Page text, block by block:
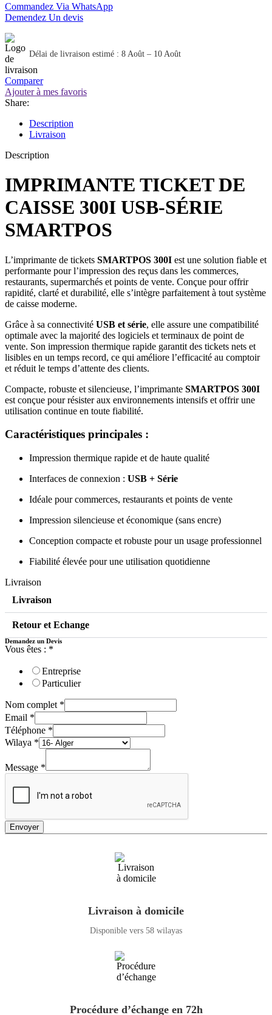
Commandez Via WhatsApp
Demendez Un devis
Délai de livraison estimé : 8 Août – 10 Août
Comparer
Ajouter à mes favoris
Share:
Description
Livraison
Description
IMPRIMANTE TICKET DE
CAISSE 300I USB-SÉRIE
SMARTPOS
L’imprimante de tickets SMARTPOS 300I est une solution fiable et
performante pour l’impression des reçus dans les commerces,
restaurants, supermarchés et points de vente. Conçue pour offrir
rapidité, clarté et durabilité, elle s’intègre parfaitement à tout système
de caisse moderne.
Grâce à sa connectivité USB et série, elle assure une compatibilité
optimale avec la majorité des logiciels et terminaux de point de
vente. Son impression thermique rapide garantit des tickets nets et
lisibles en un temps record, ce qui améliore l’efficacité au comptoir
et réduit le temps d’attente des clients.
Compacte, robuste et silencieuse, l’imprimante SMARTPOS 300I
est conçue pour résister aux environnements intensifs et offrir une
utilisation continue en toute fiabilité.
Caractéristiques principales :
Impression thermique rapide et de haute qualité
Interfaces de connexion : USB + Série
Idéale pour commerces, restaurants et points de vente
Impression silencieuse et économique (sans encre)
Conception compacte et robuste pour un usage professionnel
Fiabilité élevée pour une utilisation quotidienne
Livraison
Livraison
Retour et Echange
Demandez un Devis
Vous êtes : *
Entreprise
Particulier
Nom complet *
Email *
Téléphone *
Wilaya *
Message *
Envoyer
Livraison à domicile
Disponible vers 58 wilayas
Procédure d’échange en 72h